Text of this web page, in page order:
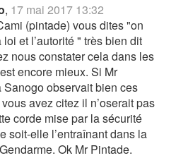
, 17 mai 2017 13:32
(pintade) vous dites "on
et l’autorité " très bien dit
nous constater cela dans les
encore mieux. Si Mr
Sanogo observait bien ces
avez citez il n’oserait pas
corde mise par la sécurité
soit-elle l’entraînant dans la
Ok Mr Pintade.